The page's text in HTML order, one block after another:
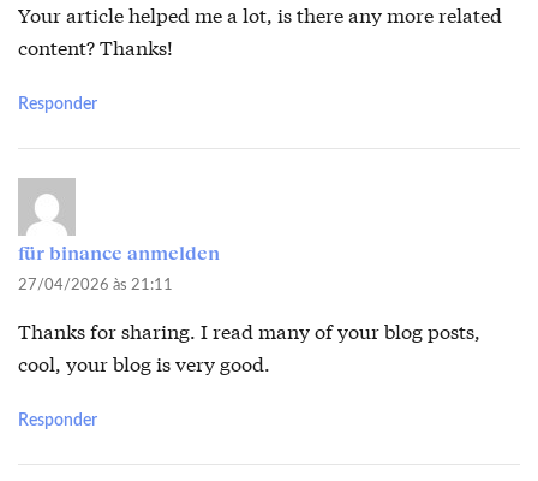
Your article helped me a lot, is there any more related
content? Thanks!
Responder
für binance anmelden
27/04/2026 às 21:11
Thanks for sharing. I read many of your blog posts,
cool, your blog is very good.
Responder